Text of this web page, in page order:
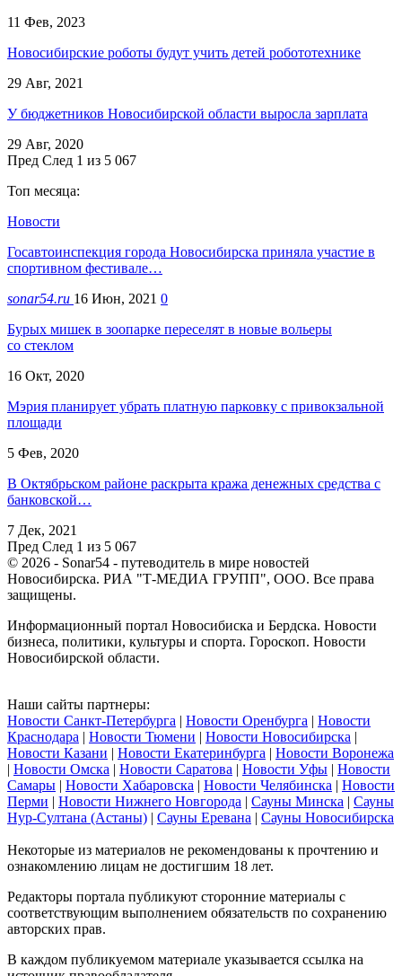
11 Фев, 2023
Новосибирские роботы будут учить детей робототехнике
29 Авг, 2021
У бюджетников Новосибирской области выросла зарплата
29 Авг, 2020
Пред След 1 из 5 067
Топ месяца:
Новости
Госавтоинспекция города Новосибирска приняла участие в
спортивном фестивале…
sonar54.ru 16 Июн, 2021 0
Бурых мишек в зоопарке переселят в новые вольеры
со стеклом
16 Окт, 2020
Мэрия планирует убрать платную парковку с привокзальной
площади
5 Фев, 2020
В Октябрьском районе раскрыта кража денежных средства с
банковской…
7 Дек, 2021
Пред След 1 из 5 067
© 2026 - Sonar54 - путеводитель в мире новостей
Новосибирска. РИА "Т-МЕДИА ГРУПП", ООО. Все права
защищены.
Информационный портал Новосибиска и Бердска. Новости
бизнеса, политики, культуры и спорта. Гороскоп. Новости
Новосибирской области.
Наши сайты партнеры:
Новости Санкт-Петербурга | Новости Оренбурга | Новости
Краснодара | Новости Тюмени | Новости Новосибирска |
Новости Казани | Новости Екатеринбурга | Новости Воронежа
| Новости Омска | Новости Саратова | Новости Уфы | Новости
Самары | Новости Хабаровска | Новости Челябинска | Новости
Перми | Новости Нижнего Новгорода | Сауны Минска | Сауны
Нур-Султана (Астаны) | Сауны Еревана | Сауны Новосибирска
Некоторые из материалов не рекомендованы к прочтению и
ознакомлению лицам не достигшим 18 лет.
Редакторы портала публикуют сторонние материалы с
соответствующим выполнением обязательств по сохранению
авторских прав.
В каждом публикуемом материале указывается ссылка на